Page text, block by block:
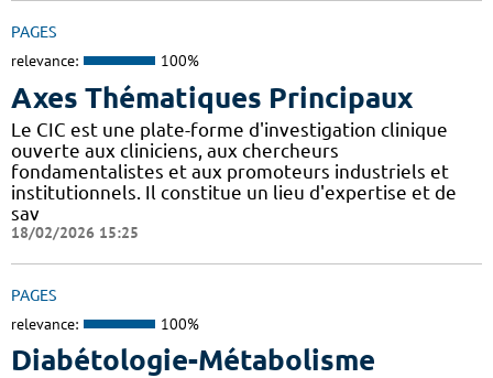
PAGES
relevance: 100%
Axes Thématiques Principaux
Le CIC est une plate-forme d'investigation clinique
ouverte aux cliniciens, aux chercheurs
fondamentalistes et aux promoteurs industriels et
institutionnels. Il constitue un lieu d'expertise et de
sav
18/02/2026 15:25
PAGES
relevance: 100%
Diabétologie-Métabolisme